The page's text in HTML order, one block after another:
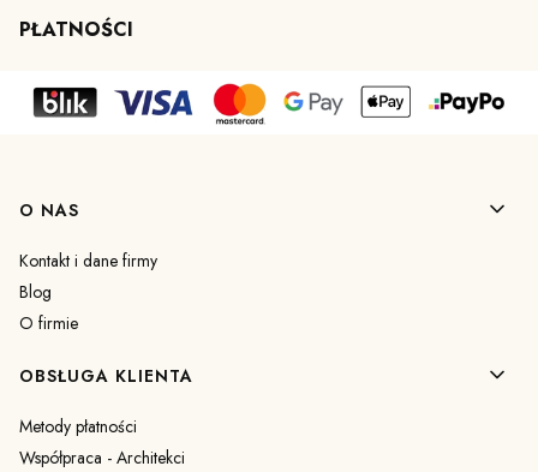
PŁATNOŚCI
Linki w stopce
O NAS
Kontakt i dane firmy
Blog
O firmie
OBSŁUGA KLIENTA
Metody płatności
Współpraca - Architekci